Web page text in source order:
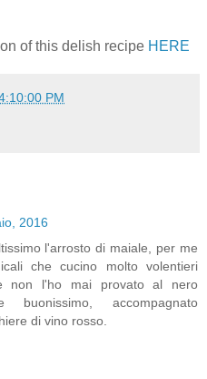
of this delish recipe HERE
PM
2016
l'arrosto di maiale, per me
che cucino molto volentieri
non l'ho mai provato al nero
accompagnato
di vino rosso.